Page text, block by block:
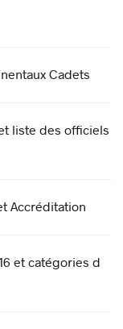
Cadets
liste des officiels
Accréditation
et catégories d